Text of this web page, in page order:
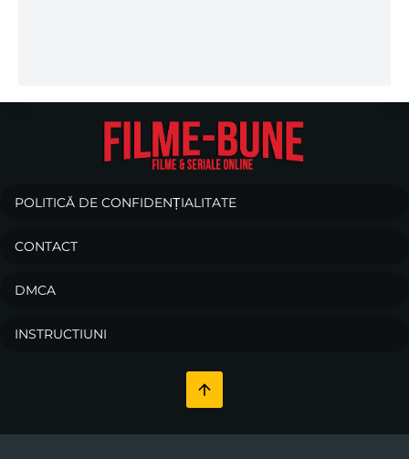
POLITICĂ DE CONFIDENȚIALITATE
CONTACT
DMCA
INSTRUCTIUNI